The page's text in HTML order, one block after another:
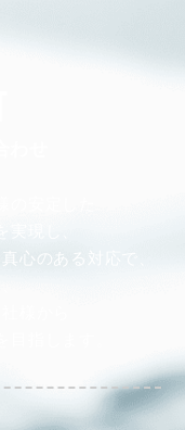
心のある対応で、
様から
指します。